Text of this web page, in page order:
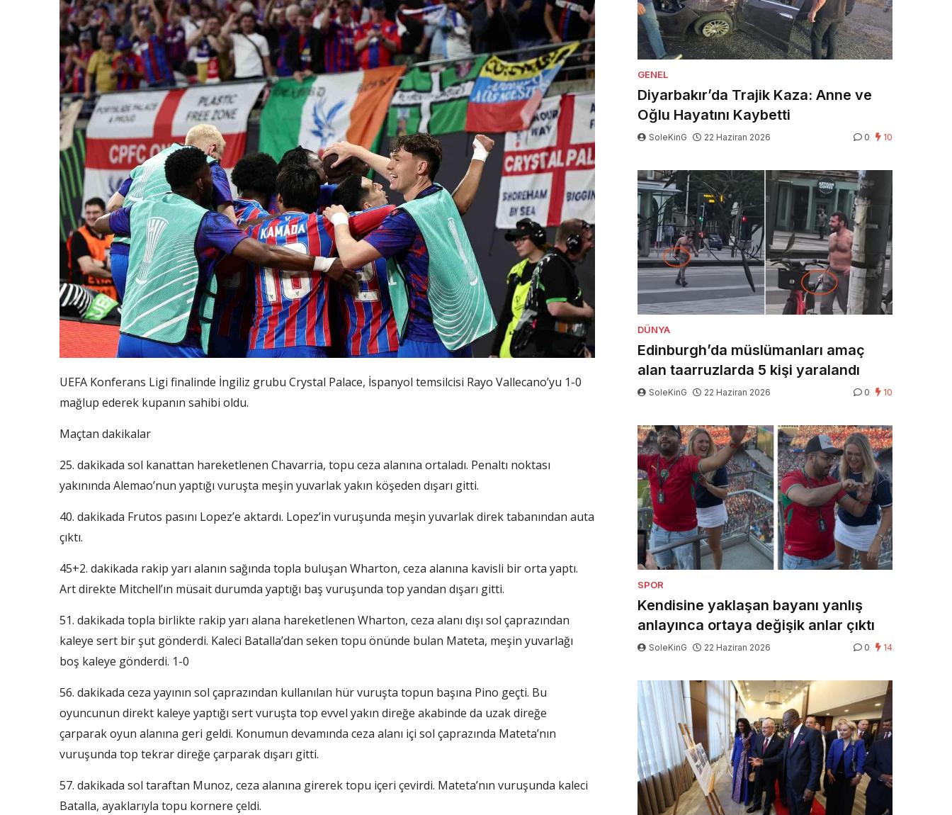
UEFA Konferans Ligi finalinde İngiliz grubu Crystal Palace, İspanyol temsilcisi Rayo Vallecano’yu 1-0
mağlup ederek kupanın sahibi oldu.
Maçtan dakikalar
25. dakikada sol kanattan hareketlenen Chavarria, topu ceza alanına ortaladı. Penaltı noktası
yakınında Alemao’nun yaptığı vuruşta meşin yuvarlak yakın köşeden dışarı gitti.
40. dakikada Frutos pasını Lopez’e aktardı. Lopez’in vuruşunda meşin yuvarlak direk tabanından auta
çıktı.
45+2. dakikada rakip yarı alanın sağında topla buluşan Wharton, ceza alanına kavisli bir orta yaptı.
Art direkte Mitchell’ın müsait durumda yaptığı baş vuruşunda top yandan dışarı gitti.
51. dakikada topla birlikte rakip yarı alana hareketlenen Wharton, ceza alanı dışı sol çaprazından
kaleye sert bir şut gönderdi. Kaleci Batalla’dan seken topu önünde bulan Mateta, meşin yuvarlağı
boş kaleye gönderdi. 1-0
56. dakikada ceza yayının sol çaprazından kullanılan hür vuruşta topun başına Pino geçti. Bu
oyuncunun direkt kaleye yaptığı sert vuruşta top evvel yakın direğe akabinde da uzak direğe
çarparak oyun alanına geri geldi. Konumun devamında ceza alanı içi sol çaprazında Mateta’nın
vuruşunda top tekrar direğe çarparak dışarı gitti.
57. dakikada sol taraftan Munoz, ceza alanına girerek topu içeri çevirdi. Mateta’nın vuruşunda kaleci
Batalla, ayaklarıyla topu kornere çeldi.
GENEL
Diyarbakır’da Trajik Kaza: Anne ve
Oğlu Hayatını Kaybetti
SoleKinG 22 Haziran 2026 0 10
DÜNYA
Edinburgh’da müslümanları amaç
alan taarruzlarda 5 kişi yaralandı
SoleKinG 22 Haziran 2026 0 10
SPOR
Kendisine yaklaşan bayanı yanlış
anlayınca ortaya değişik anlar çıktı
SoleKinG 22 Haziran 2026 0 14